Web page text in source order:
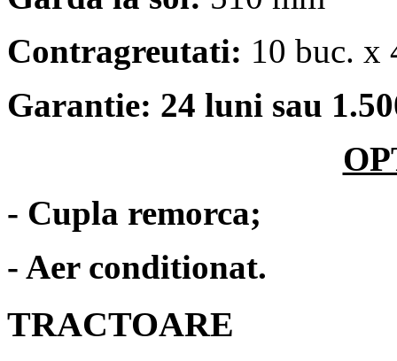
Contragreutati: 10 buc. x
Garantie: 24 luni sau
- Cupla remorca;
- Aer conditionat.
TRACTOARE